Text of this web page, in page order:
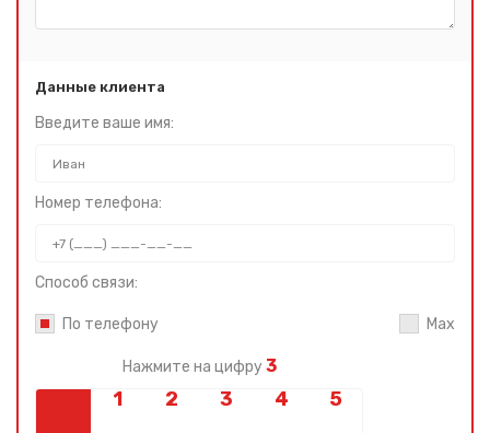
Данные клиента
Введите ваше имя:
Номер телефона:
Способ связи:
По телефону Max
Нажмите на цифру 3